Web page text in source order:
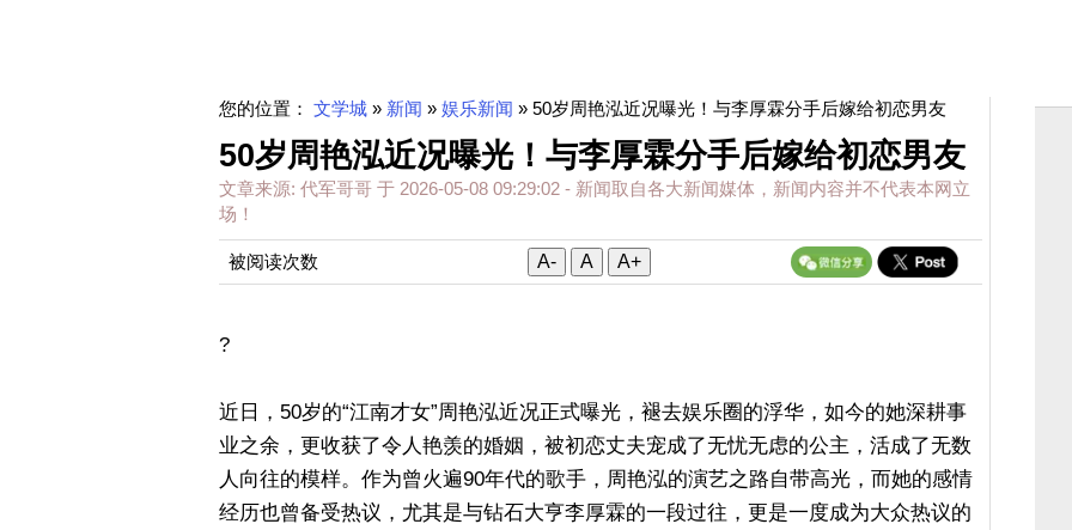
您的位置： 文学城 » 新闻 » 娱乐新闻 » 50岁周艳泓近况曝光！与李厚霖分手后嫁给初恋男友
50岁周艳泓近况曝光！与李厚霖分手后嫁给初恋男友
文章来源: 代军哥哥 于 2026-05-08 09:29:02 - 新闻取自各大新闻媒体，新闻内容并不代表本网立
场！
被阅读次数 A- A A+
?
近日，50岁的“江南才女”周艳泓近况正式曝光，褪去娱乐圈的浮华，如今的她深耕事
业之余，更收获了令人艳羡的婚姻，被初恋丈夫宠成了无忧无虑的公主，活成了无数
人向往的模样。作为曾火遍90年代的歌手，周艳泓的演艺之路自带高光，而她的感情
经历也曾备受热议，尤其是与钻石大亨李厚霖的一段过往，更是一度成为大众热议的